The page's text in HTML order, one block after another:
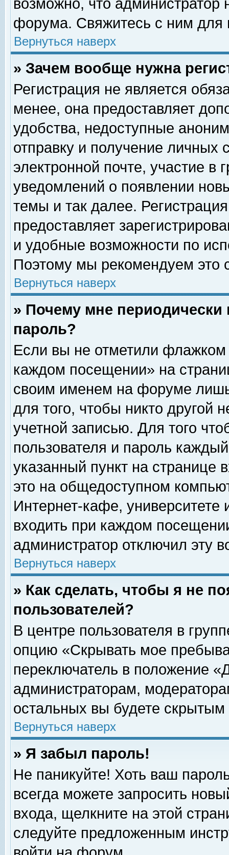
возможно, что
форума. Свяжитесь с ним для
Вернуться наверх
» Зачем вообще нужна
Регистрация не является
менее, она предоставляет
удобства, недоступные
отправку и получение личных
электронной почте, участие в
уведомлений о появлении
темы и так далее.
предоставляет
и удобные возможности по
Поэтому мы рекомендуем это
Вернуться наверх
» Почему мне
пароль?
Если вы не отметили флажком
каждом посещении» на
своим именем на форуме
для того, чтобы никто другой
учетной записью. Для того
пользователя и пароль
указанный пункт на
это на общедоступном
Интернет-кафе, университете
входить при каждом
администратор отключил эту
Вернуться наверх
» Как сделать, чтобы я не
пользователей?
В центре пользователя в
опцию «Скрывать мое
переключатель в положение
администраторам,
остальных вы будете скрытым
Вернуться наверх
» Я забыл пароль!
Не паникуйте! Хоть ваш
всегда можете запросить
входа, щелкните на этой
следуйте предложенным